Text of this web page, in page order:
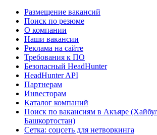
Размещение вакансий
Поиск по резюме
О компании
Наши вакансии
Реклама на сайте
Требования к ПО
Безопасный HeadHunter
HeadHunter API
Партнерам
Инвесторам
Каталог компаний
Поиск по вакансиям в Акъяре
Башкортостан)
Сетка: соцсеть для нетворкинга